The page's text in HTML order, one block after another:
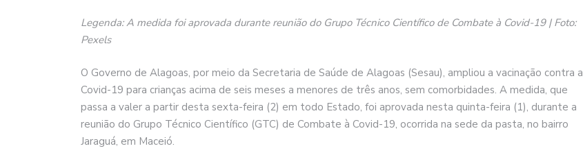
Legenda: A medida foi aprovada durante reunião do Grupo Técnico Científico de Combate à Covid-19 | Foto:
Pexels
O Governo de Alagoas, por meio da Secretaria de Saúde de Alagoas (Sesau), ampliou a vacinação contra a
Covid-19 para crianças acima de seis meses a menores de três anos, sem comorbidades. A medida, que
passa a valer a partir desta sexta-feira (2) em todo Estado, foi aprovada nesta quinta-feira (1), durante a
reunião do Grupo Técnico Científico (GTC) de Combate à Covid-19, ocorrida na sede da pasta, no bairro
Jaraguá, em Maceió.